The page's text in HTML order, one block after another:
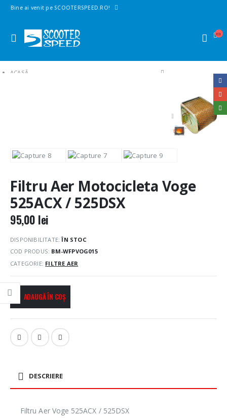
Bine ai venit pe SCOOTERSPEED.RO!
ACASĂ
Filtru Aer Motocicleta Voge
525ACX / 525DSX
95,00 lei
DISPONIBILITATE:ÎN STOC
COD PRODUS: BM-WFPVOG015
CATEGORIE: FILTRE AER
ADAUGĂ ÎN COȘ
DESCRIERE
Filtru Aer Voge 525ACX / 525DSX